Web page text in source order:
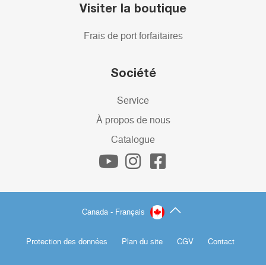
Visiter la boutique
Frais de port forfaitaires
Société
Service
À propos de nous
Catalogue
Canada - Français
Protection des données Plan du site CGV Contact